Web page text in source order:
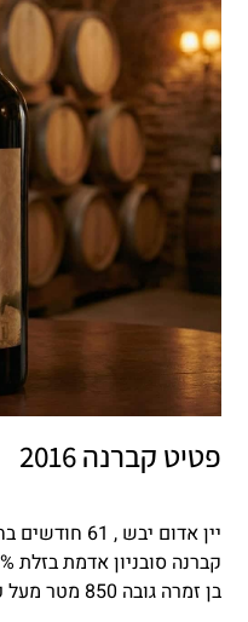
פטיט קברנה 2016
בן זמרה גובה 850 מטר מעל פני הים.